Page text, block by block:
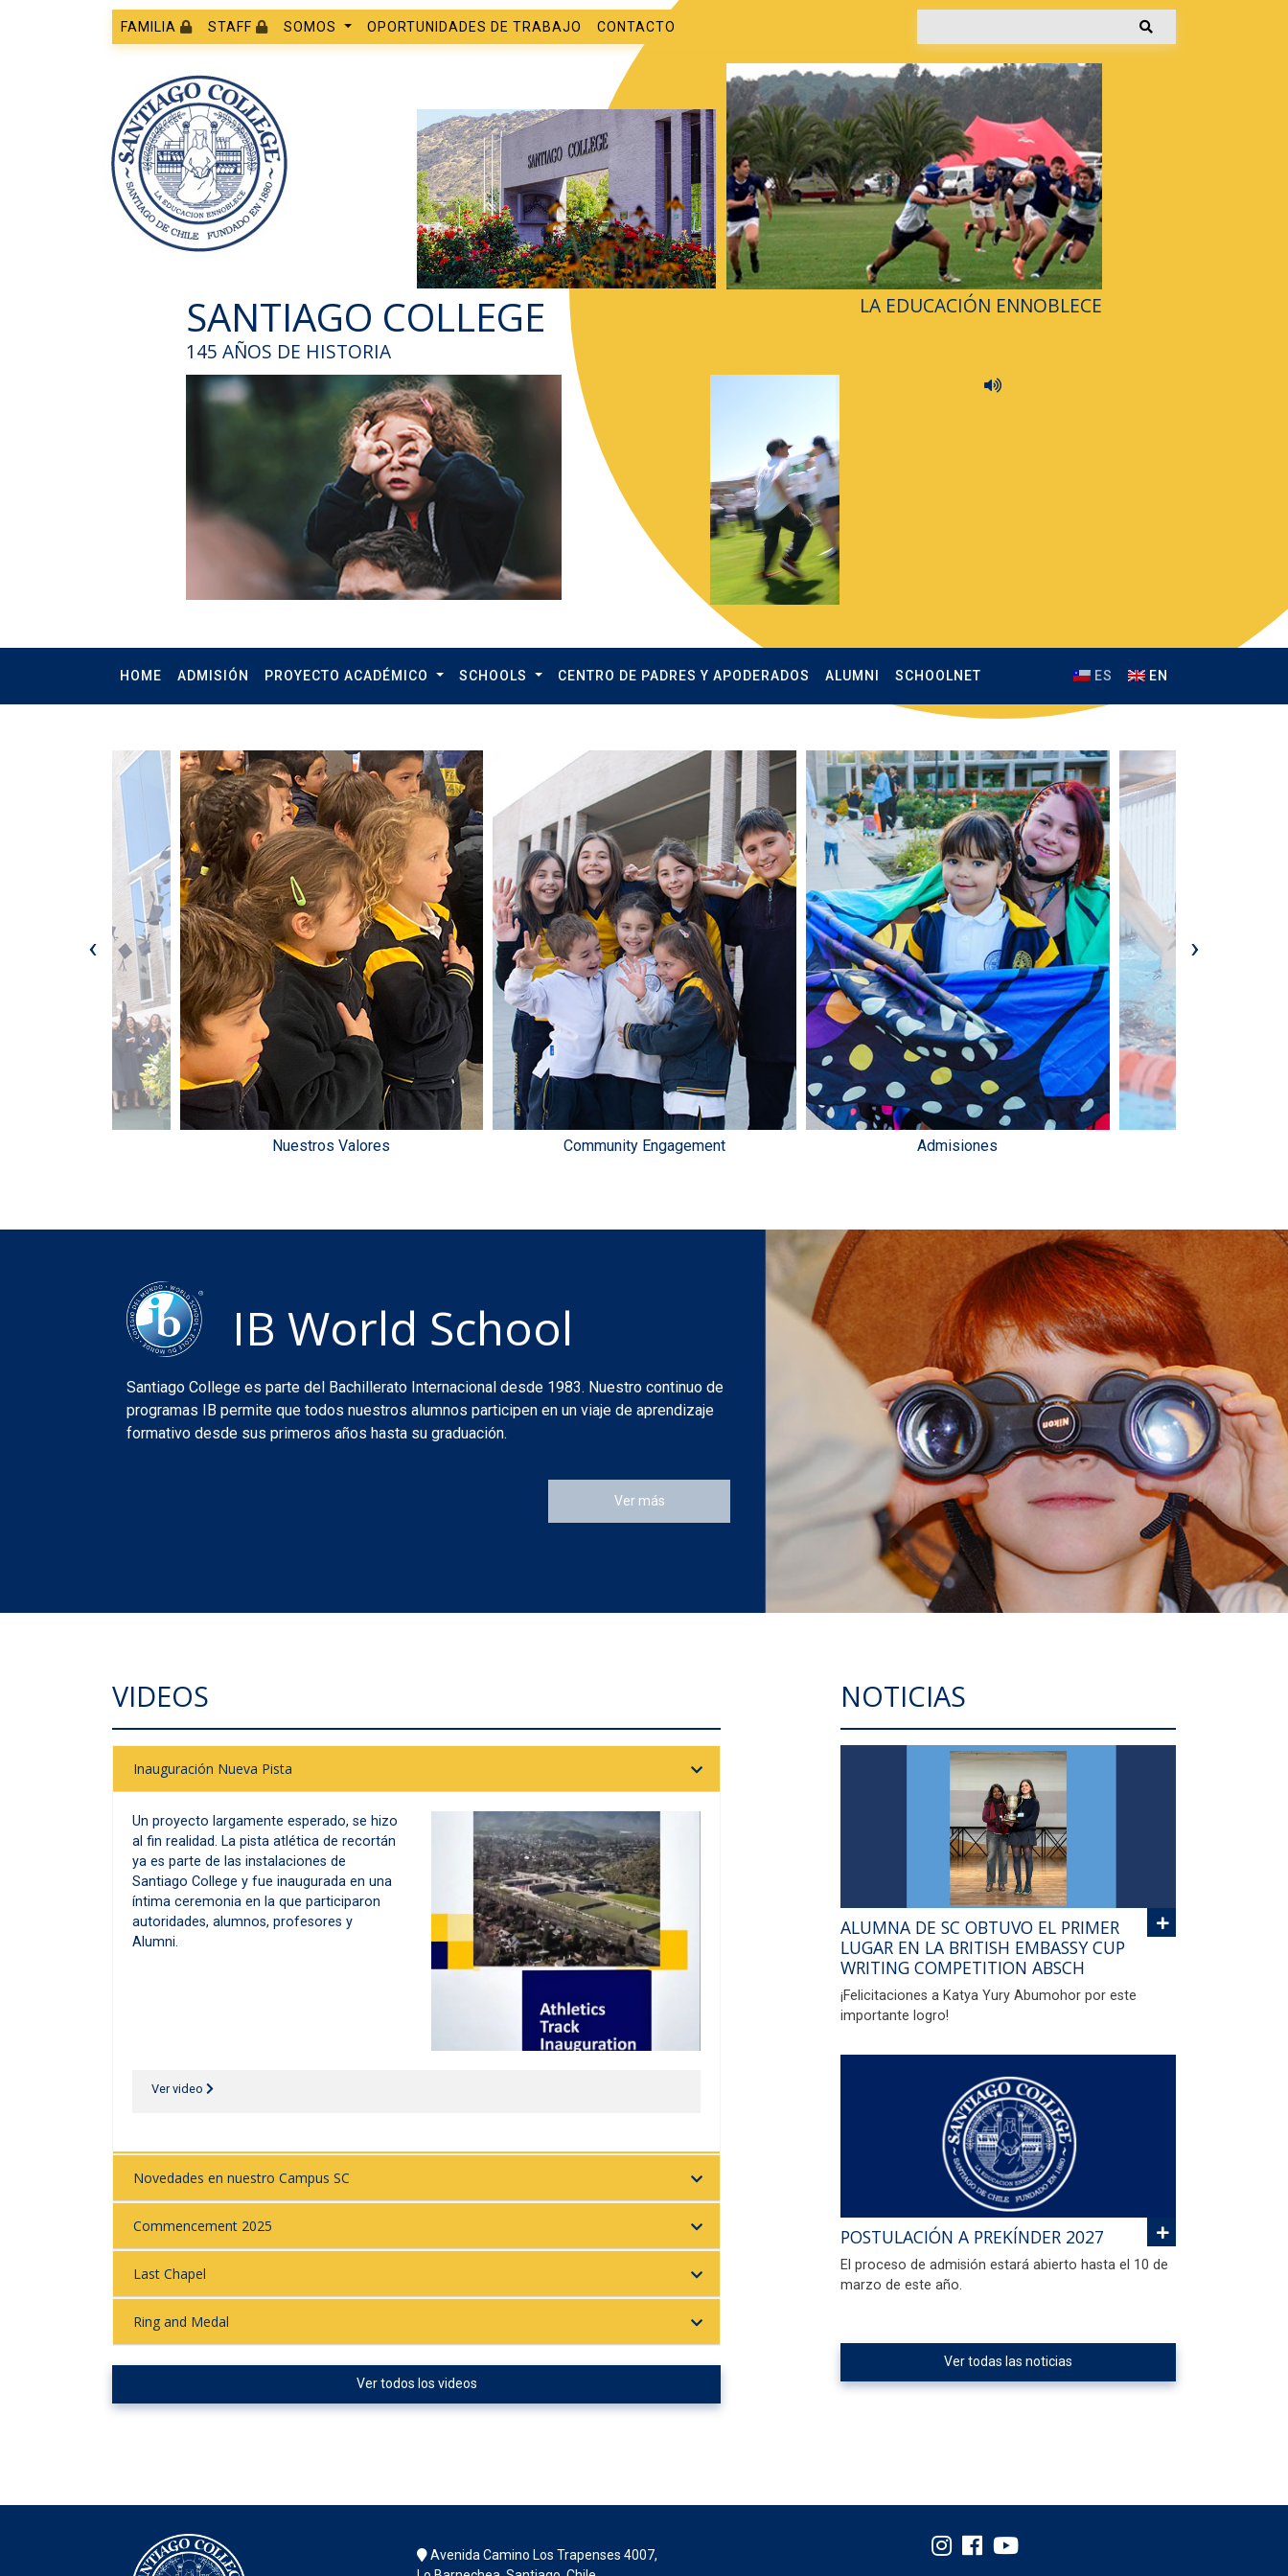
FAMILIA STAFF SOMOS OPORTUNIDADES DE TRABAJO CONTACTO
SANTIAGO COLLEGE
145 AÑOS DE HISTORIA
LA EDUCACIÓN ENNOBLECE
HOME ADMISIÓN PROYECTO ACADÉMICO SCHOOLS CENTRO DE PADRES Y APODERADOS ALUMNI SCHOOLNET ES EN
Nuestros Valores Community Engagement Admisiones
‹ ›
IB World School
Santiago College es parte del Bachillerato Internacional desde 1983. Nuestro continuo de
programas IB permite que todos nuestros alumnos participen en un viaje de aprendizaje
formativo desde sus primeros años hasta su graduación.
Ver más
VIDEOS
Inauguración Nueva Pista
Un proyecto largamente esperado, se hizo
al fin realidad. La pista atlética de recortán
ya es parte de las instalaciones de
Santiago College y fue inaugurada en una
íntima ceremonia en la que participaron
autoridades, alumnos, profesores y
Alumni.
Ver video
Novedades en nuestro Campus SC
Commencement 2025
Last Chapel
Ring and Medal
Ver todos los videos
NOTICIAS
ALUMNA DE SC OBTUVO EL PRIMER
LUGAR EN LA BRITISH EMBASSY CUP
WRITING COMPETITION ABSCH
¡Felicitaciones a Katya Yury Abumohor por este
importante logro!
POSTULACIÓN A PREKÍNDER 2027
El proceso de admisión estará abierto hasta el 10 de
marzo de este año.
Ver todas las noticias
Avenida Camino Los Trapenses 4007,